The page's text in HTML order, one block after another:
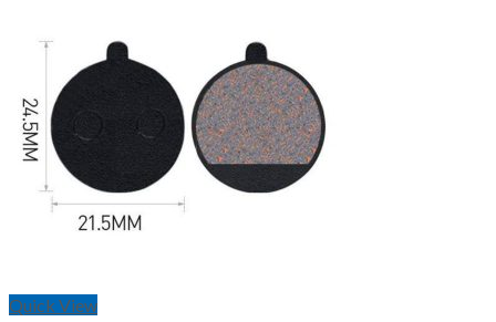
0.00
No products in the cart.
Quick View